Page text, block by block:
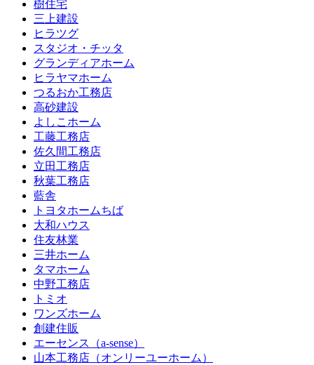
樹住宅
三上建設
ヒラツグ
スタジオ・チッタ
グランディアホーム
ヒラヤマホーム
つるおか工務店
高砂建設
よしこホーム
工藤工務店
佐久間工務店
立田工務店
秋葉工務店
藍舎
トヨタホームちば
大和ハウス
住友林業
三井ホーム
タマホーム
中野工務店
トミオ
ワンズホーム
創建住販
エーセンス（a-sense）
山本工務店（オンリーユーホーム）